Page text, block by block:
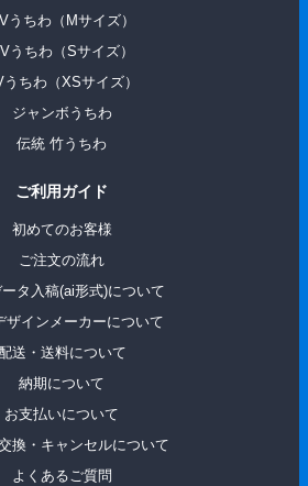
うちわ（Mサイズ）
うちわ（Sサイズ）
うちわ（XSサイズ）
ジャンボうちわ
伝統 ⽵うちわ
ご利用ガイド
初めてのお客様
ご注文の流れ
タ入稿(ai形式)について
ザインメーカーについて
送・送料について
納期について
お支払いについて
換・キャンセルについて
よくあるご質問